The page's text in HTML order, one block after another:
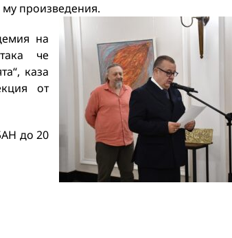
му произведения.
на
че
каза
от
до 20